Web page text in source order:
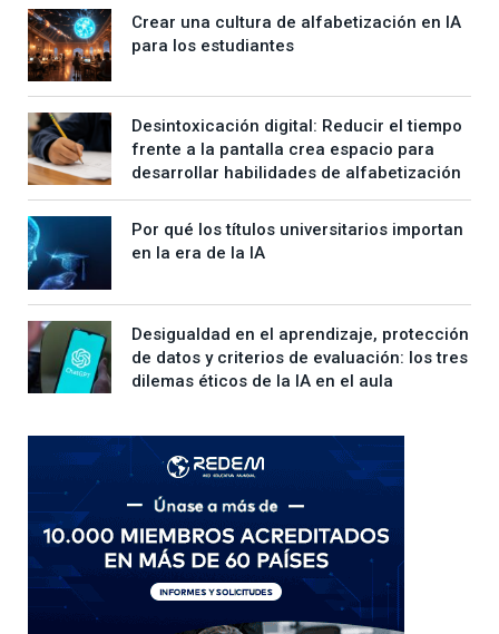
Crear una cultura de alfabetización en IA
para los estudiantes
Desintoxicación digital: Reducir el tiempo
frente a la pantalla crea espacio para
desarrollar habilidades de alfabetización
Por qué los títulos universitarios importan
en la era de la IA
Desigualdad en el aprendizaje, protección
de datos y criterios de evaluación: los tres
dilemas éticos de la IA en el aula